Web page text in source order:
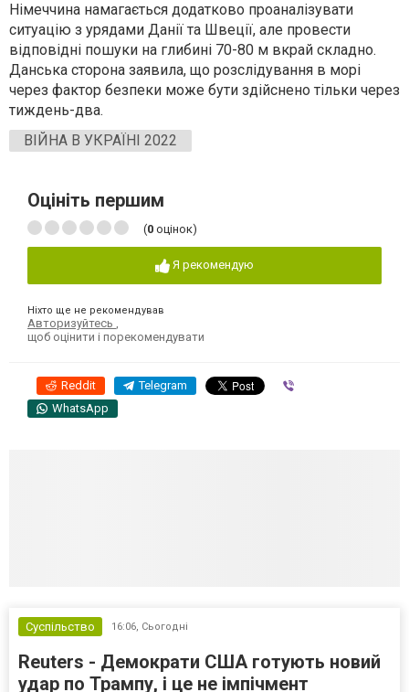
Німеччина намагається додатково проаналізувати
ситуацію з урядами Данії та Швеції, але провести
відповідні пошуки на глибині 70-80 м вкрай складно.
Данська сторона заявила, що розслідування в морі
через фактор безпеки може бути здійснено тільки через
тиждень-два.
ВІЙНА В УКРАЇНІ 2022
Оцініть першим
(0 оцінок)
Я рекомендую
Ніхто ще не рекомендував
Авторизуйтесь
щоб оцінити і порекомендувати
Reddit Telegram
WhatsApp
Суспільство 16:06, Сьогодні
Reuters - Демократи США готують новий
удар по Трампу, і це не імпічмент